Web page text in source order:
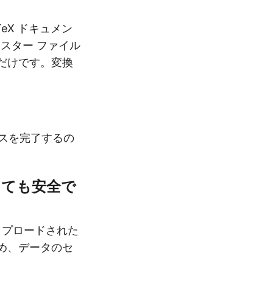
ドキュメン
ター ファイル
けです。変換
を完了するの
も安全で
ロードされた
、データのセ